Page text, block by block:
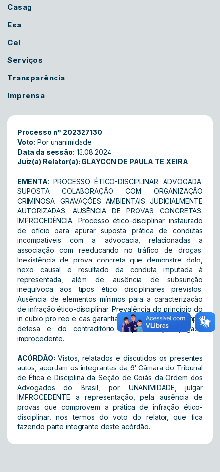
Casag
Esa
Cel
Serviços
Transparência
Imprensa
Processo nº 202327130
Voto: Por unanimidade
Data da sessão: 13.08.2024
Juiz(a) Relator(a): GLAYCON DE PAULA TEIXEIRA
EMENTA: PROCESSO ÉTICO-DISCIPLINAR. ADVOGADA.
SUPOSTA COLABORAÇÃO COM ORGANIZAÇÃO
CRIMINOSA. GRAVAÇÕES AMBIENTAIS JUDICIALMENTE
AUTORIZADAS. AUSÊNCIA DE PROVAS CONCRETAS.
IMPROCEDÊNCIA. Processo ético-disciplinar instaurado
de ofício para apurar suposta prática de condutas
incompatíveis com a advocacia, relacionadas a
associação com reeducando no tráfico de drogas.
Inexistência de prova concreta que demonstre dolo,
nexo causal e resultado da conduta imputada à
representada, além de ausência de subsunção
inequívoca aos tipos ético disciplinares previstos.
Ausência de elementos mínimos para a caracterização
de infração ético-disciplinar. Prevalência do princípio do
in dubio pro reo e das garantias constitucionais da ampla
defesa e do contraditório. Representação julgada
improcedente.
ACÓRDÃO: Vistos, relatados e discutidos os presentes
autos, acordam os integrantes da 6′ Câmara do Tribunal
de Ética e Disciplina da Seção de Goiás da Ordem dos
Advogados do Brasil, por UNANIMIDADE, julgar
IMPROCEDENTE a representação, pela ausência de
provas que comprovem a prática de infração ético-
disciplinar, nos termos do voto do relator, que fica
fazendo parte integrante deste acórdão.